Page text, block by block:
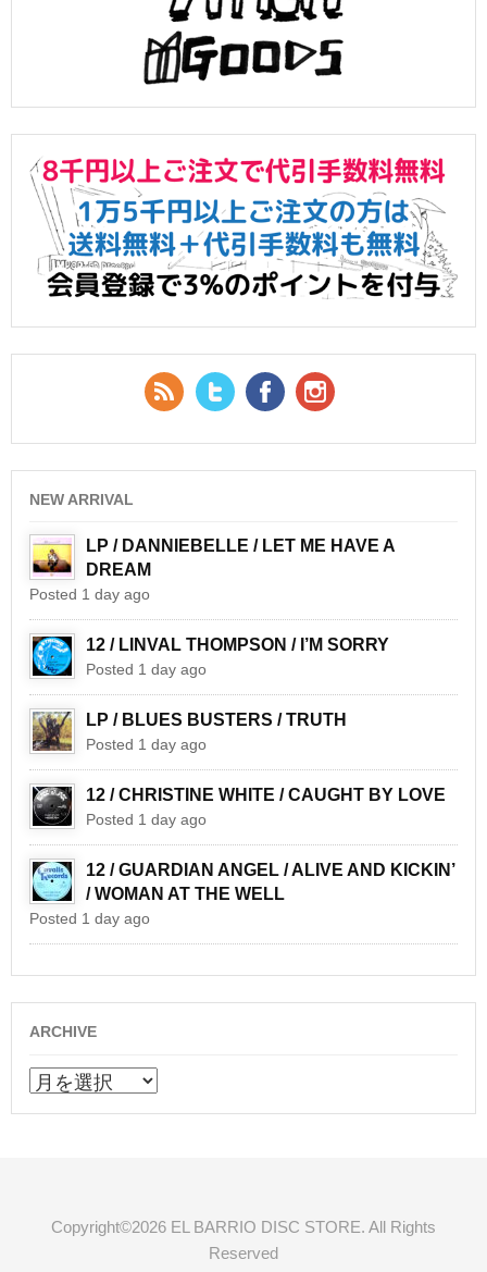
RSS Feed
Twitter Facebook
NEW ARRIVAL
LP / DANNIEBELLE / LET ME HAVE A
DREAM
Posted 1 day ago
12 / LINVAL THOMPSON / I’M SORRY
Posted 1 day ago
LP / BLUES BUSTERS / TRUTH
Posted 1 day ago
12 / CHRISTINE WHITE / CAUGHT BY LOVE
Posted 1 day ago
12 / GUARDIAN ANGEL / ALIVE AND KICKIN’
/ WOMAN AT THE WELL
Posted 1 day ago
ARCHIVE
ARCHIVE
Copyright©2026 EL BARRIO DISC STORE. All Rights
Reserved